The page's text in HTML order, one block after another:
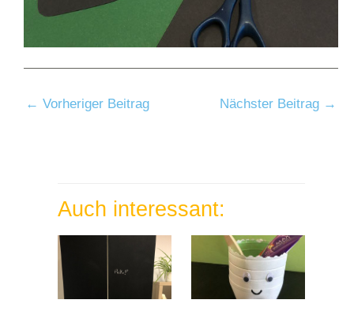
← Vorheriger Beitrag Nächster Beitrag →
Auch interessant: